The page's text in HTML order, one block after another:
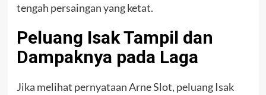
tengah persaingan yang ketat.
Peluang Isak Tampil dan
Dampaknya pada Laga
Jika melihat pernyataan Arne Slot, peluang Isak